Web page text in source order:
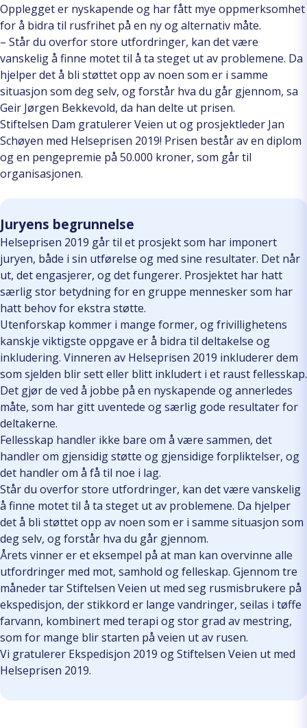
Opplegget er nyskapende og har fått mye oppmerksomhet
for å bidra til rusfrihet på en ny og alternativ måte.
– Står du overfor store utfordringer, kan det være
vanskelig å finne motet til å ta steget ut av problemene. Da
hjelper det å bli støttet opp av noen som er i samme
situasjon som deg selv, og forstår hva du går gjennom, sa
Geir Jørgen Bekkevold, da han delte ut prisen.
Stiftelsen Dam gratulerer Veien ut og prosjektleder Jan
Schøyen med Helseprisen 2019! Prisen består av en diplom
og en pengepremie på 50.000 kroner, som går til
organisasjonen.
Juryens begrunnelse
Helseprisen 2019 går til et prosjekt som har imponert
juryen, både i sin utførelse og med sine resultater. Det når
ut, det engasjerer, og det fungerer. Prosjektet har hatt
særlig stor betydning for en gruppe mennesker som har
hatt behov for ekstra støtte.
Utenforskap kommer i mange former, og frivillighetens
kanskje viktigste oppgave er å bidra til deltakelse og
inkludering. Vinneren av Helseprisen 2019 inkluderer dem
som sjelden blir sett eller blitt inkludert i et raust fellesskap.
Det gjør de ved å jobbe på en nyskapende og annerledes
måte, som har gitt uventede og særlig gode resultater for
deltakerne.
Fellesskap handler ikke bare om å være sammen, det
handler om gjensidig støtte og gjensidige forpliktelser, og
det handler om å få til noe i lag.
Står du overfor store utfordringer, kan det være vanskelig
å finne motet til å ta steget ut av problemene. Da hjelper
det å bli støttet opp av noen som er i samme situasjon som
deg selv, og forstår hva du går gjennom.
Årets vinner er et eksempel på at man kan overvinne alle
utfordringer med mot, samhold og felleskap. Gjennom tre
måneder tar Stiftelsen Veien ut med seg rusmisbrukere på
ekspedisjon, der stikkord er lange vandringer, seilas i tøffe
farvann, kombinert med terapi og stor grad av mestring,
som for mange blir starten på veien ut av rusen.
Vi gratulerer Ekspedisjon 2019 og Stiftelsen Veien ut med
Helseprisen 2019.